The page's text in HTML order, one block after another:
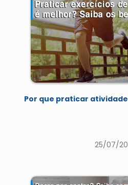
Por que praticar
25/07/